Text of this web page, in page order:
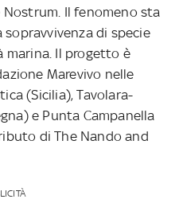
Nostrum. Il fenomeno sta
di specie
marina. Il progetto è
Marevivo nelle
(Sicilia), Tavolara-
e Punta Campanella
di The Nando and